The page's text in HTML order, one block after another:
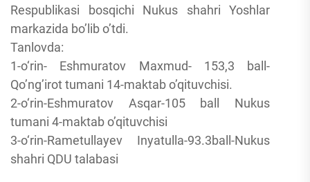
Respublikasi bosqichi Nukus shahri Yoshlar
markazida bo’lib o’tdi.
Tanlovda:
1-o‘rin- Eshmuratov Maxmud- 153,3 ball-
Qo’ng’irot tumani 14-maktab o’qituvchisi.
2-o‘rin-Eshmuratov Asqar-105 ball Nukus
tumani 4-maktab o’qituvchisi
3-o‘rin-Rametullayev Inyatulla-93.3ball-Nukus
shahri QDU talabasi